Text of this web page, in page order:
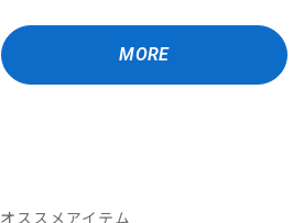
MORE
オススメアイテム